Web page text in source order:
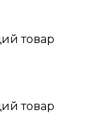
товар
товар